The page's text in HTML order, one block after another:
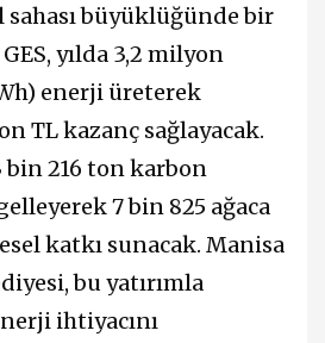
sahası büyüklüğünde bir
yılda 3,2 milyon
enerji üreterek
TL kazanç sağlayacak.
bin 216 ton karbon
7 bin 825 ağaca
katkı sunacak. Manisa
bu yatırımla
ihtiyacını